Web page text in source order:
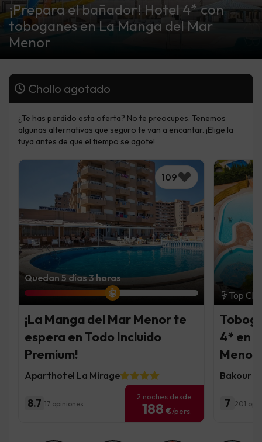
¡Prepara el bañador! Hotel 4* con
toboganes en La Manga del Mar
Menor
Chollo agotado
¿Te has perdido esta oferta? No te preocupes. Tenemos
algunas alternativas que seguro te van a encantar. ¡Elige la
tuya antes de que el tiempo se agote!
109
Quedan 5 días 3 horas
¡La Manga del Mar Menor te
espera en Todo Incluido
Premium!
Aparthotel La Mirage
8.7 17 opiniones
2 noches desde
188 €/pers.
Top
4* en
Menor
Bakour
7 201